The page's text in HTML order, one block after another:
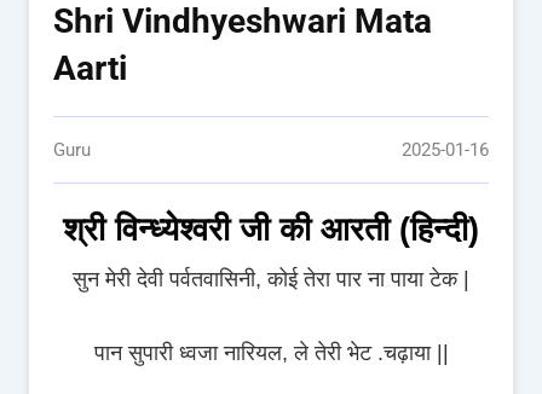
Shri Vindhyeshwari Mata
Aarti
Guru 2025-01-16
श्री विन्ध्येश्वरी जी की आरती (हिन्दी)
सुन मेरी देवी पर्वतवासिनी, कोई तेरा पार ना पाया टेक |
पान सुपारी ध्वजा नारियल, ले तेरी भेट .चढ़ाया ||